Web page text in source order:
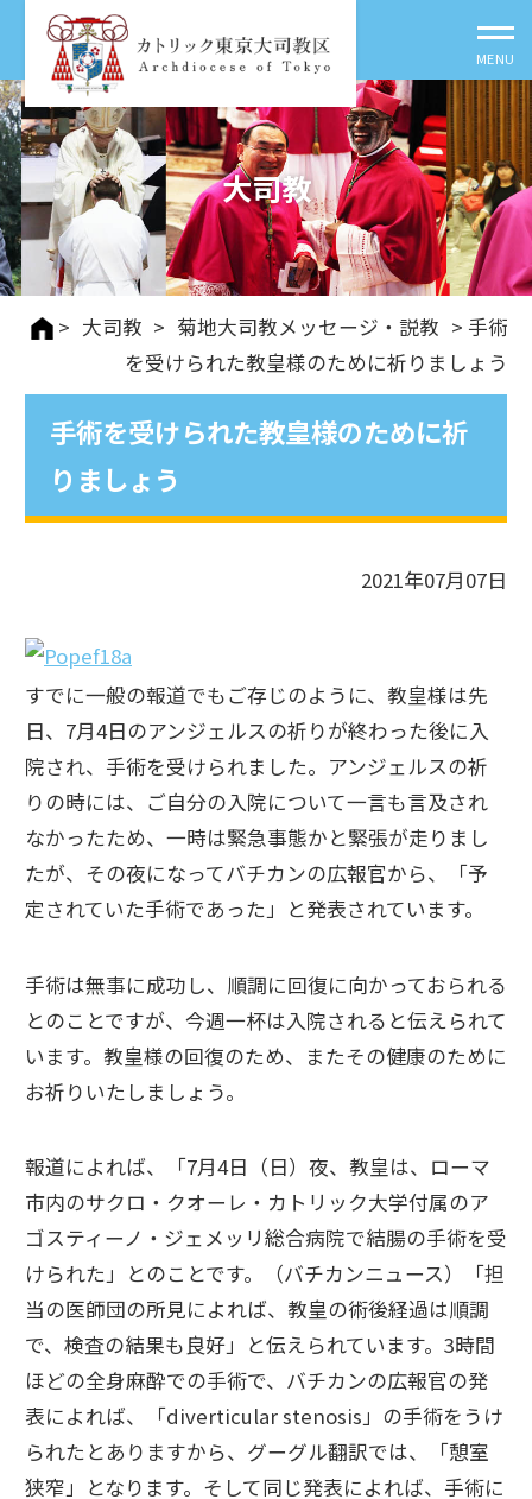
大司教
> 大司教 > 菊地大司教メッセージ・説教 > 手術
を受けられた教皇様のために祈りましょう
手術を受けられた教皇様のために祈
りましょう
2021年07月07日
すでに一般の報道でもご存じのように、教皇様は先
日、7月4日のアンジェルスの祈りが終わった後に入
院され、手術を受けられました。アンジェルスの祈
りの時には、ご自分の入院について一言も言及され
なかったため、一時は緊急事態かと緊張が走りまし
たが、その夜になってバチカンの広報官から、「予
定されていた手術であった」と発表されています。
手術は無事に成功し、順調に回復に向かっておられる
とのことですが、今週一杯は入院されると伝えられて
います。教皇様の回復のため、またその健康のために
お祈りいたしましょう。
報道によれば、「7月4日（日）夜、教皇は、ローマ
市内のサクロ・クオーレ・カトリック大学付属のア
ゴスティーノ・ジェメッリ総合病院で結腸の手術を受
けられた」とのことです。（バチカンニュース）「担
当の医師団の所見によれば、教皇の術後経過は順調
で、検査の結果も良好」と伝えられています。3時間
ほどの全身麻酔での手術で、バチカンの広報官の発
表によれば、「diverticular stenosis」の手術をうけ
られたとありますから、グーグル翻訳では、「憩室
狭窄」となります。そして同じ発表によれば、手術に